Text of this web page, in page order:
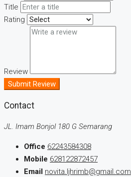
Title
Rating
Review
Submit Review
Contact
JL. Imam Bonjol 180 G Semarang
Office 62243584308
Mobile 628122872457
Email novita.ljhrimb@gmail.com